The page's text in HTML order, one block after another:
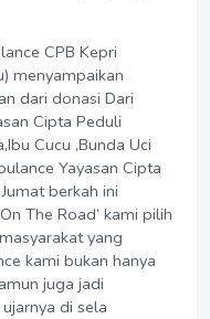
CPB Kepri
menyampaikan
dari donasi Dari
Cipta Peduli
Cucu ,Bunda Uci
Yayasan Cipta
berkah ini
The Road’ kami pilih
yang
kami bukan hanya
juga jadi
di sela